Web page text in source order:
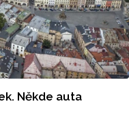
Někde auta